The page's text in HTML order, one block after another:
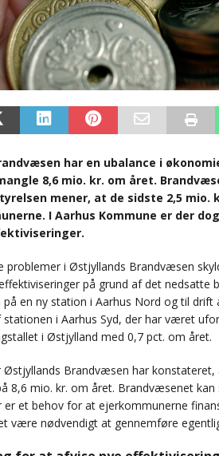
har en ubalance i
8,6 mio. kr. om året.
mener, at de sidste 2,5
I Aarhus Kommune er der
problemer i Østjyllands Brandvæsen
på grund af det nedsatte
på en ny station i Aarhus Nord og til
stationen i Aarhus Syd, der har været
i Østjylland med 0,7 pct. om året.
Østjyllands Brandvæsen har
8,6 mio. kr. om året. Brandvæsenet
er et behov for at ejerkommunerne
være nødvendigt at gennemføre